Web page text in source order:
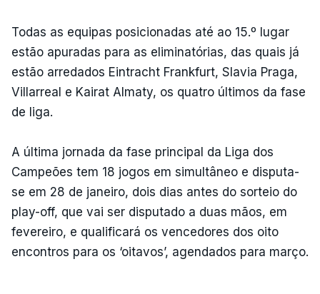
Todas as equipas posicionadas até ao 15.º lugar
estão apuradas para as eliminatórias, das quais já
estão arredados Eintracht Frankfurt, Slavia Praga,
Villarreal e Kairat Almaty, os quatro últimos da fase
de liga.
A última jornada da fase principal da Liga dos
Campeões tem 18 jogos em simultâneo e disputa-
se em 28 de janeiro, dois dias antes do sorteio do
play-off, que vai ser disputado a duas mãos, em
fevereiro, e qualificará os vencedores dos oito
encontros para os ‘oitavos’, agendados para março.